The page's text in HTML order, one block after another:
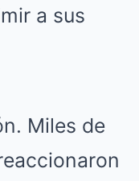
a sus
Miles de